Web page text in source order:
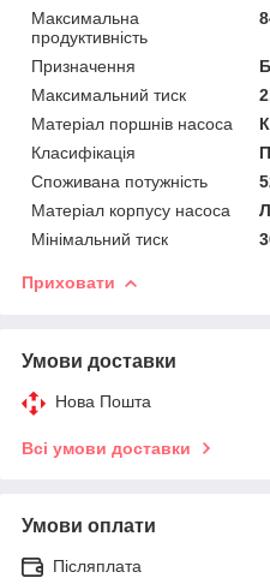
Максимальна
продуктивність
Призначення
Максимальний тиск
Матеріал поршнів насоса
Класифікація
Споживана потужність
Матеріал корпусу насоса
Мінімальний тиск
Приховати
Умови доставки
Нова Пошта
Всі умови доставки
Умови оплати
Післяплата